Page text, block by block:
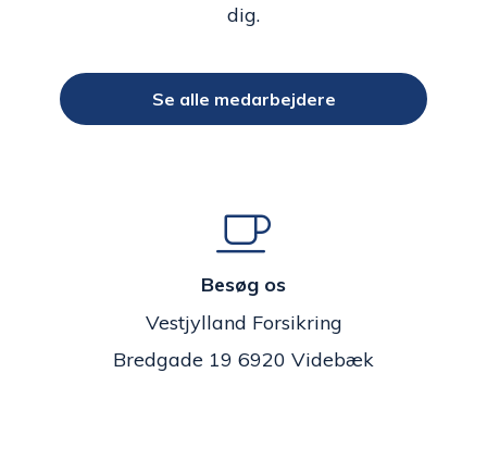
dig.
Se alle medarbejdere
Besøg os
Vestjylland Forsikring
Bredgade 19 6920 Videbæk